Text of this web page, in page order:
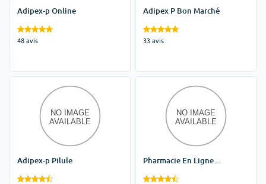
Adipex-p Online
48 avis
Adipex P Bon Marché
33 avis
Adipex-p Pilule
Pharmacie En Ligne